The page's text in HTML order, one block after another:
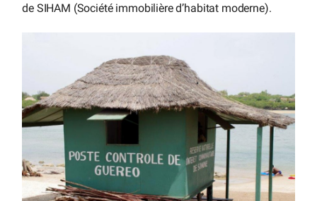
de SIHAM (Société immobilière d’habitat moderne).